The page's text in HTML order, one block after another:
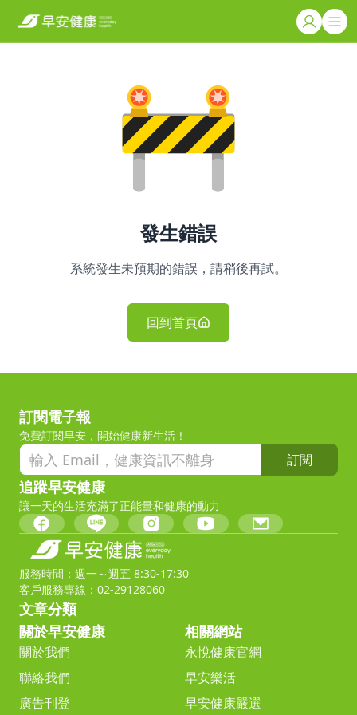
發生錯誤
系統發生未預期的錯誤，請稍後再試。
回到首頁
訂閱電子報
免費訂閱早安，開始健康新生活！
訂閱
追蹤早安健康
讓一天的生活充滿了正能量和健康的動力
服務時間：週一～週五 8:30-17:30
客戶服務專線：02-29128060
文章分類
關於早安健康
關於我們
聯絡我們
廣告刊登
相關網站
永悅健康官網
早安樂活
早安健康嚴選